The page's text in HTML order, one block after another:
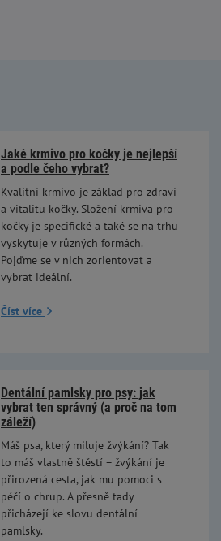
Jaké krmivo pro kočky je nejlepší
a podle čeho vybrat?
Kvalitní krmivo je základ pro zdraví
a vitalitu kočky. Složení krmiva pro
kočky je specifické a také se na trhu
vyskytuje v různých formách.
Pojďme se v nich zorientovat a
vybrat ideální.
Číst více
Dentální pamlsky pro psy: jak
vybrat ten správný (a proč na tom
záleží)
Máš psa, který miluje žvýkání? Tak
to máš vlastně štěstí – žvýkání je
přirozená cesta, jak mu pomoci s
péčí o chrup. A přesně tady
přicházejí ke slovu dentální
pamlsky.